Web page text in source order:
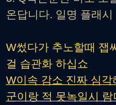
온답니다. 일명 플래시
W썼다가 추노할때 잽
걸 습관화 하십쇼
W이속 감소 진짜 심
군이랑 적 못녹일시 람